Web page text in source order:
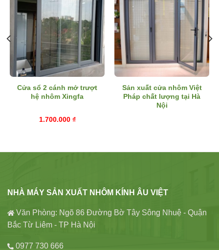
Cửa sổ 2 cánh mở trượt
hệ nhôm Xingfa
1.700.000 ₫
Sản xuất cửa nhôm Việt
Pháp chất lượng tại Hà
Nội
NHÀ MÁY SẢN XUẤT NHÔM KÍNH ÂU VIỆT
Văn Phòng: Ngõ 86 Đường Bờ Tây Sông Nhuệ - Quận
Bắc Từ Liêm - TP Hà Nội
0977 730 666